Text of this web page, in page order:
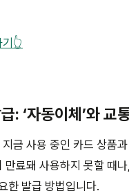
👆
: ‘자동이체’와 교
금 사용 중인 카드 상품
만료돼 사용하지 못할 때
한 발급 방법입니다.